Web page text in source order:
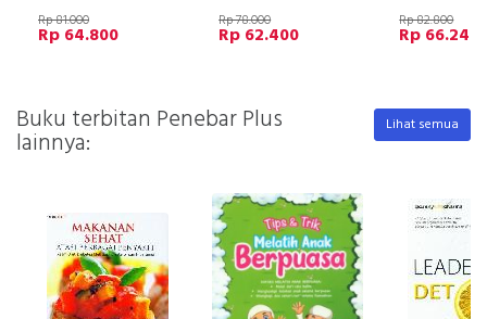
Rp 81.000
Rp 64.800
Rp 78.000
Rp 62.400
Rp 82.800
Rp 66.240
Buku terbitan Penebar Plus
lainnya:
Lihat semua